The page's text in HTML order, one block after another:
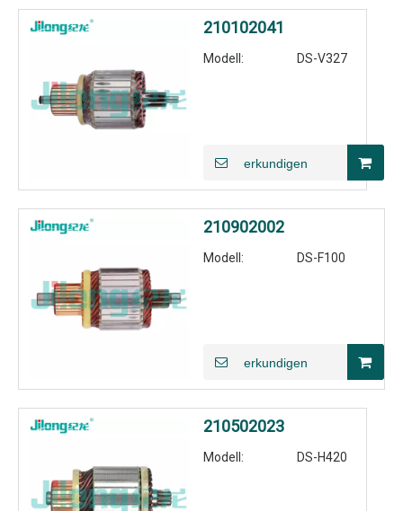
210102041
Modell: DS-V327
erkundigen
210902002
Modell: DS-F100
erkundigen
210502023
Modell: DS-H420